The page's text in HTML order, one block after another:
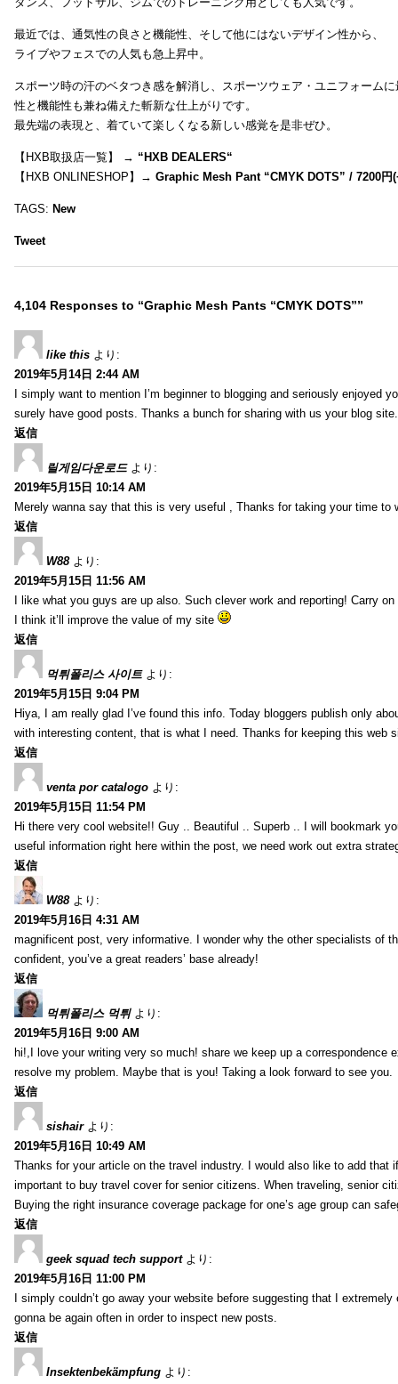
最近では、通気性の良さと機能性、そして他にはないデザイン性から、
ライブやフェスでの人気も急上昇中。
スポーツ時の汗のベタつき感を解消し、スポーツウェア・ユニフォーム
性と機能性も兼ね備えた斬新な仕上がりです。
最先端の表現と、着ていて楽しくなる新しい感覚を是非ぜひ。
【HXB取扱店一覧】 → “HXB DEALERS“
【HXB ONLINESHOP】→ Graphic Mesh Pant “CMYK DOTS” / 7200円
TAGS: New
Tweet
4,104 Responses to “Graphic Mesh Pants “CMYK DOTS””
like this より:
2019年5月14日 2:44 AM
I simply want to mention I’m beginner to blogging and seriously enjoyed
surely have good posts. Thanks a bunch for sharing with us your blog site.
返信
릴게임다운로드 より:
2019年5月15日 10:14 AM
Merely wanna say that this is very useful , Thanks for taking your time to
返信
W88 より:
2019年5月15日 11:56 AM
I like what you guys are up also. Such clever work and reporting! Carry
I think it’ll improve the value of my site
返信
먹튀폴리스 사이트 より:
2019年5月15日 9:04 PM
Hiya, I am really glad I’ve found this info. Today bloggers publish only
with interesting content, that is what I need. Thanks for keeping this
返信
venta por catalogo より:
2019年5月15日 11:54 PM
Hi there very cool website!! Guy .. Beautiful .. Superb .. I will bookmark
useful information right here within the post, we need work out extra
返信
W88 より:
2019年5月16日 4:31 AM
magnificent post, very informative. I wonder why the other specialists of
confident, you’ve a great readers’ base already!
返信
먹튀폴리스 먹튀 より:
2019年5月16日 9:00 AM
hi!,I love your writing very so much! share we keep up a correspondence
resolve my problem. Maybe that is you! Taking a look forward to see you.
返信
sishair より:
2019年5月16日 10:49 AM
Thanks for your article on the travel industry. I would also like to add that
important to buy travel cover for senior citizens. When traveling, senior
Buying the right insurance coverage package for one’s age group can
返信
geek squad tech support より:
2019年5月16日 11:00 PM
I simply couldn’t go away your website before suggesting that I
gonna be again often in order to inspect new posts.
返信
Insektenbekämpfung より: